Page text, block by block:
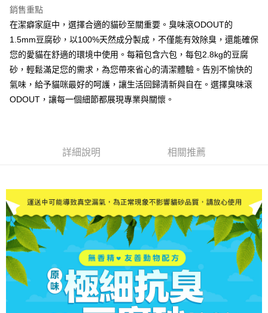
【注意事項】
1.本服務係由「台灣大哥大股份有限公司」（以下簡稱本公司）所提供，讓
用戶於交易時，得透過本服務購買商品或服務，並由商店將買賣／分期付款
2.基於同意付款使用「大哥付你分期」之契約關係目的，商店將以您的個人
資料（包含姓名、電話或地址）提供予台灣大哥大進項蒐集、處理及利用，
由本公司與您本人進行分期帳單所需資料之確認、核對及更正。
3.完整用戶服務條款，請詳閱以下連結：https://oppay.tw/userRule
３．收到繳費通知簡訊後14天內，點擊此簡訊中的連結，可透過四大超商／
ATM／網路銀行／等多元方式進行付款，方視為交易完成。
※ 請注意：結帳手續完成當下不需立刻繳費，但若您需要取消訂單，請聯絡
購買商品的店家。未經商家同意取消之訂單仍視為有效，需透過AFTEE先享
後付繳納相關費用。
是否繳費成功／繳費後需取消欲退款等相關疑問，請聯繫「AFTEE先享後付
客戶支援中心」https://netprotections.freshdesk.com/support/home
【注意事項】
２．關於個人資料處理事宜，請瀏覽以下網址：
４．使用「AFTEE先享後付」時，將依據個別帳號之用戶狀況，依本公司即
時審查核予不同之上限額度；若仍有額度不足之情形，本公司將視審查結果
請求用戶進行身份認證。
５．嚴禁一人註冊多個帳號或使用他人資訊註冊。若發現惡意使用之情形，
恩沛科技股份有限公司將有權停止該用戶之使用額度並採取法律行動。
銷售重點
在潔癖家庭中，選擇合適的貓砂至關重要。臭味滾ODOUT的
1.5mm豆腐砂，以100%天然成分製成，不僅能有效除臭，還能確保
您的愛貓在舒適的環境中使用。每箱包含六包，每包2.8kg的豆腐
砂，輕鬆滿足您的需求，為您帶來省心的清潔體驗。告別不愉快的
氣味，給予貓咪最好的呵護，讓生活回歸清新與自在。選擇臭味滾
ODOUT，讓每一個細節都展現專業與關懷。
詳細說明 相關推薦